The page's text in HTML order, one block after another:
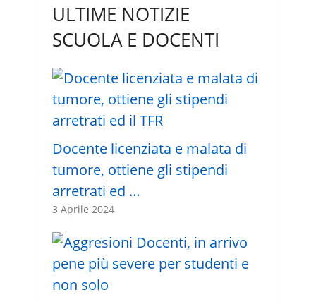
ULTIME NOTIZIE
SCUOLA E DOCENTI
Docente licenziata e malata di
tumore, ottiene gli stipendi
arretrati ed …
3 Aprile 2024